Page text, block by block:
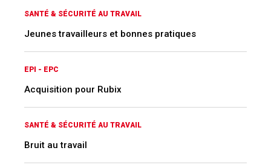
SANTÉ & SÉCURITÉ AU TRAVAIL
Jeunes travailleurs et bonnes pratiques
EPI - EPC
Acquisition pour Rubix
SANTÉ & SÉCURITÉ AU TRAVAIL
Bruit au travail